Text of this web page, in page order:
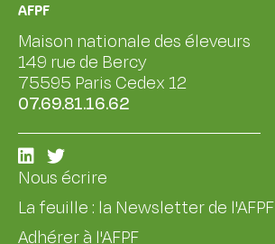
AFPF
Maison nationale des éleveurs
149 rue de Bercy
75595 Paris Cedex 12
07.69.81.16.62
Nous écrire
La feuille : la Newsletter de l'AFPF
Adhérer à l'AFPF